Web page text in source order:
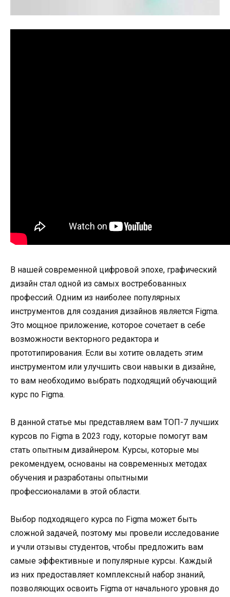
В нашей современной цифровой эпохе, графический
дизайн стал одной из самых востребованных
профессий. Одним из наиболее популярных
инструментов для создания дизайнов является Figma.
Это мощное приложение, которое сочетает в себе
возможности векторного редактора и
прототипирования. Если вы хотите овладеть этим
инструментом или улучшить свои навыки в дизайне,
то вам необходимо выбрать подходящий обучающий
курс по Figma.
В данной статье мы представляем вам ТОП-7 лучших
курсов по Figma в 2023 году, которые помогут вам
стать опытным дизайнером. Курсы, которые мы
рекомендуем, основаны на современных методах
обучения и разработаны опытными
профессионалами в этой области.
Выбор подходящего курса по Figma может быть
сложной задачей, поэтому мы провели исследование
и учли отзывы студентов, чтобы предложить вам
самые эффективные и популярные курсы. Каждый
из них предоставляет комплексный набор знаний,
позволяющих освоить Figma от начального уровня до